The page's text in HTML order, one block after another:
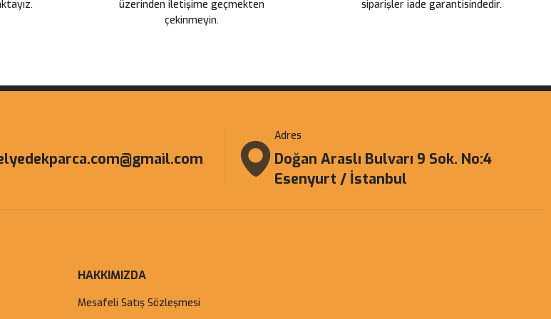
üzerinden iletişime geçmekten
çekinmeyin.
siparişler iade garantisindedir.
Adres
Doğan Araslı Bulvarı 9 Sok. No:4
Esenyurt / İstanbul
HAKKIMIZDA
Mesafeli Satış Sözleşmesi